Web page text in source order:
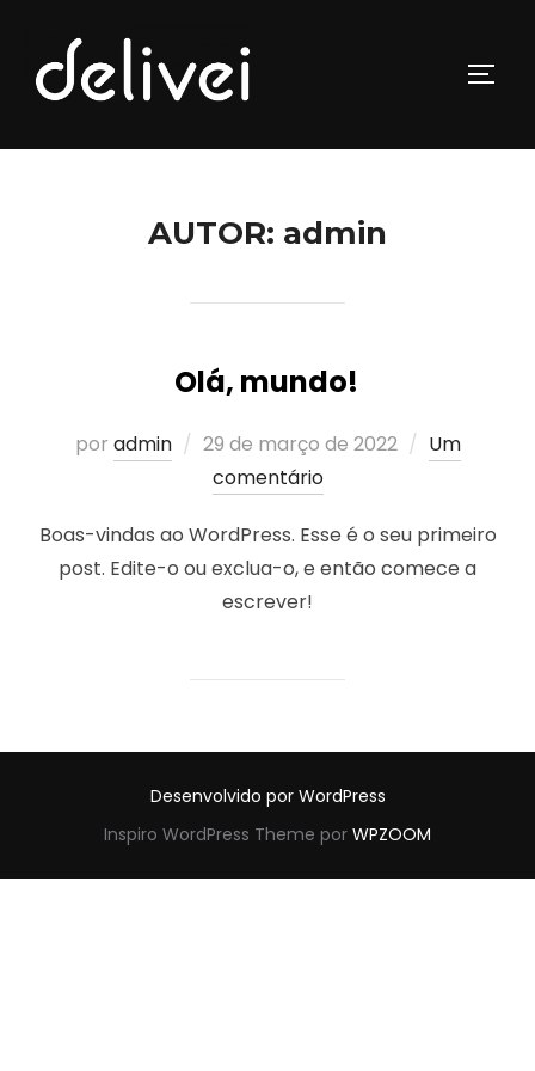
AUTOR: admin
Olá, mundo!
por admin 29 de março de 2022
Um
comentário
Boas-vindas ao WordPress. Esse é o seu primeiro
post. Edite-o ou exclua-o, e então comece a
escrever!
Desenvolvido por WordPress
Inspiro WordPress Theme por WPZOOM